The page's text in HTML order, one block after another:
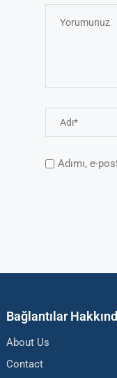
Adımı, e-
Bağlantılar
About Us
Contact